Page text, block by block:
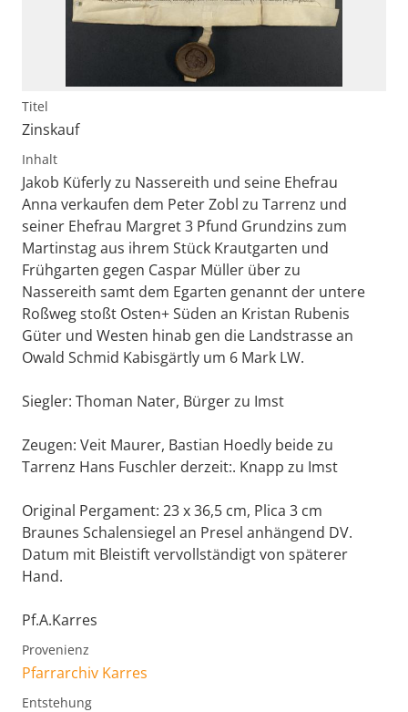
Titel
Zinskauf
Inhalt
Jakob Küferly zu Nassereith und seine Ehefrau
Anna verkaufen dem Peter Zobl zu Tarrenz und
seiner Ehefrau Margret 3 Pfund Grundzins zum
Martinstag aus ihrem Stück Krautgarten und
Frühgarten gegen Caspar Müller über zu
Nassereith samt dem Egarten genannt der untere
Roßweg stoßt Osten+ Süden an Kristan Rubenis
Güter und Westen hinab gen die Landstrasse an
Owald Schmid Kabisgärtly um 6 Mark LW.
Siegler: Thoman Nater, Bürger zu Imst
Zeugen: Veit Maurer, Bastian Hoedly beide zu
Tarrenz Hans Fuschler derzeit:. Knapp zu Imst
Original Pergament: 23 x 36,5 cm, Plica 3 cm
Braunes Schalensiegel an Presel anhängend DV.
Datum mit Bleistift vervollständigt von späterer
Hand.
Pf.A.Karres
Provenienz
Pfarrarchiv Karres
Entstehung